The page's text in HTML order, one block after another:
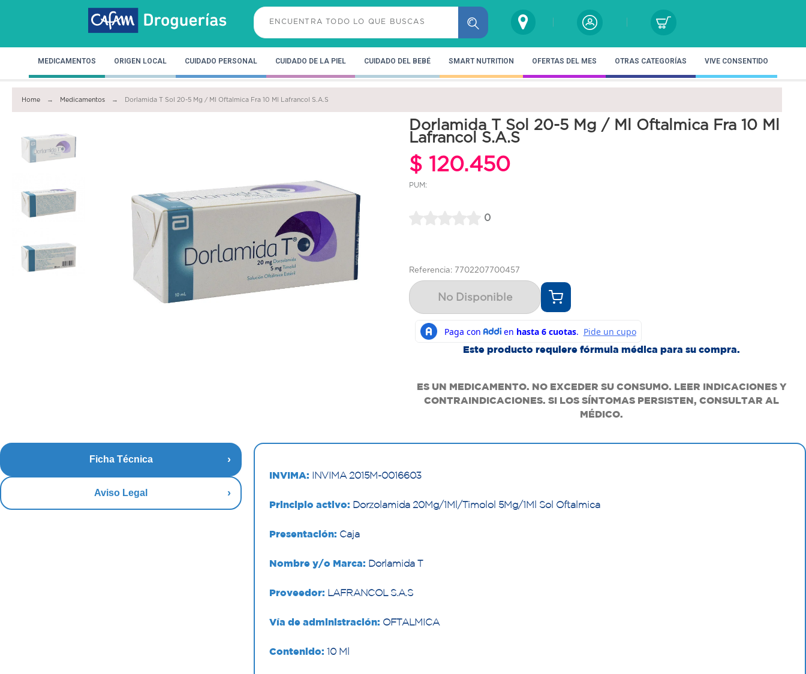
MEDICAMENTOS ORIGEN LOCAL CUIDADO PERSONAL CUIDADO DE LA PIEL CUIDADO DEL BEBÉ SMART NUTRITION OFERTAS DEL MES OTRAS CATEGORÍAS VIVE CONSENTIDO
Home Medicamentos Dorlamida T Sol 20-5 Mg / Ml Oftalmica Fra 10 Ml Lafrancol S.A.S
Dorlamida T Sol 20-5 Mg / Ml Oftalmica Fra 10 Ml
Lafrancol S.A.S
$ 120.450
PUM:
0
Referencia: 7702207700457
No Disponible
Este producto requiere fórmula médica para su compra.
ES UN MEDICAMENTO. NO EXCEDER SU CONSUMO. LEER INDICACIONES Y
CONTRAINDICACIONES. SI LOS SÍNTOMAS PERSISTEN, CONSULTAR AL
MÉDICO.
Ficha Técnica
Aviso Legal
INVIMA: INVIMA 2015M-0016603
Principio activo: Dorzolamida 20Mg/1Ml/Timolol 5Mg/1Ml Sol Oftalmica
Presentación: Caja
Nombre y/o Marca: Dorlamida T
Proveedor: LAFRANCOL S.A.S
Vía de administración: OFTALMICA
Contenido: 10 Ml